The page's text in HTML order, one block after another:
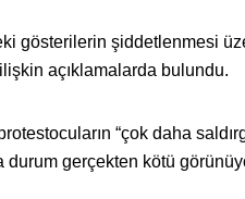
gösterilerin şiddetlenmesi
açıklamalarda bulundu.
“çok daha
gerçekten kötü